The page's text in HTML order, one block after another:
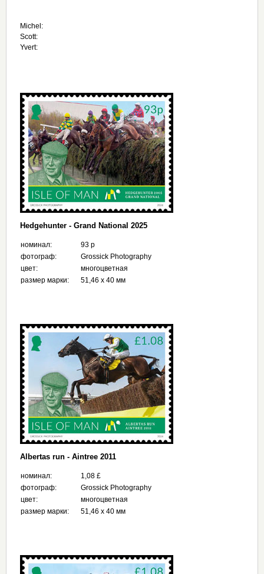
Michel:
Scott:
Yvert:
Hedgehunter - Grand National 2025
номинал:
93 p
фотограф:
Grossick Photography
цвет:
многоцветная
размер марки:
51,46 x 40 мм
Albertas run - Aintree 2011
номинал:
1,08 £
фотограф:
Grossick Photography
цвет:
многоцветная
размер марки:
51,46 x 40 мм